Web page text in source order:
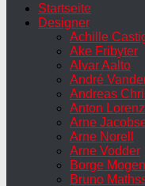
Startseite
Designer
Achille
Ake Fribyter
Alvar Aalto
André
Andreas
Anton Lorenz
Arne
Arne Norell
Arne Vodder
Borge
Bruno